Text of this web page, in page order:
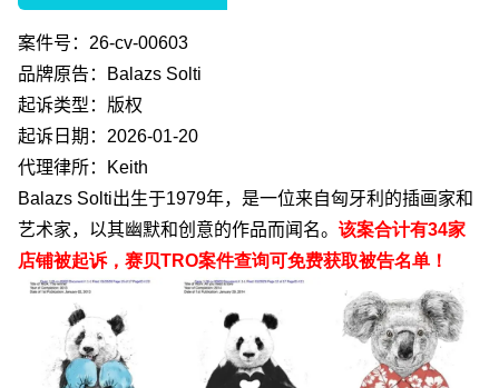
案件号： 26-cv-00603
品牌原告：
Balazs Solti
起诉类型：版权
起诉日期： 2026-01-20
代理律所：
Keith
Balazs Solti出生于1979年，是一位来自匈牙利的插画家和
艺术家，以其幽默和创意的作品而闻名。 该案合计有34家
店铺被起诉，赛贝TRO案件查询可免费获取被告名单！